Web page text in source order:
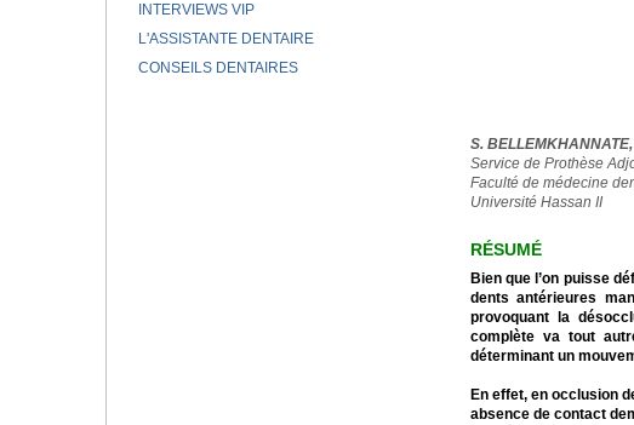
S.
Service de Prothèse
Faculté de médecine
Université Hassan II
RÉSUMÉ
Bien que l’on puisse
dents antérieures
provoquant la
complète va tout
déterminant un
En effet, en occlusion
absence de contact
INTERVIEWS VIP
L'ASSISTANTE DENTAIRE
CONSEILS DENTAIRES